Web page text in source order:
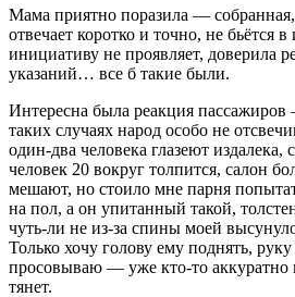
Мама приятно поразила —
отвечает коротко и точно, не бьётся
инициативу не проявляет, доверила
указаний… все б такие были.
Интересна была реакция
таких случаях народ особо не
один-два человека глазеют издалека,
человек 20 вокруг толпится, салон
мешают, но стоило мне парня
на пол, а он упитанный такой,
чуть-ли не из-за спины моей
Только хочу голову ему поднять,
просовываю — уже кто-то аккуратно
тянет.